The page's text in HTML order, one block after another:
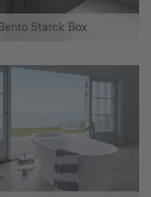
Bento Starck Box